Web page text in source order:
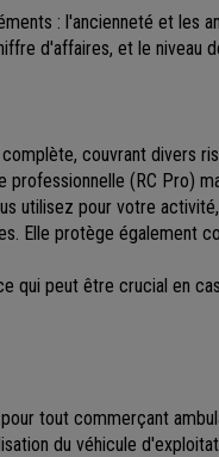
: l'ancienneté et les
d'affaires, et le niveau
couvrant divers
(RC Pro)
utilisez pour votre
Elle protège également
qui peut être crucial en
tout commerçant
du véhicule